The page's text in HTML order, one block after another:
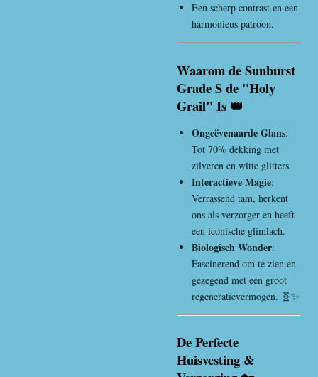
Een scherp contrast en een
harmonieus patroon.
Waarom de Sunburst
Grade S de "Holy
Grail" Is 👑
Ongeëvenaarde Glans:
Tot 70% dekking met
zilveren en witte glitters.
Interactieve Magie:
Verrassend tam, herkent
ons als verzorger en heeft
een iconische glimlach.
Biologisch Wonder:
Fascinerend om te zien en
gezegend met een groot
regeneratievermogen. 🧬✨
De Perfecte
Huisvesting &